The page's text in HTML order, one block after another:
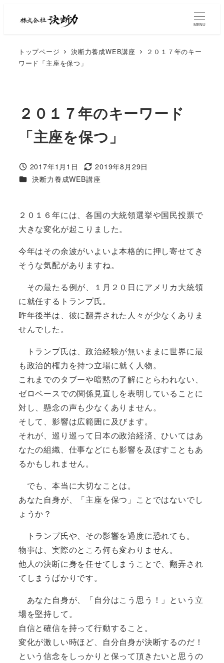
MENU
トップページ 決断力養成WEB講座
２０１７年のキー
ワード「主座を保つ」
２０１７年のキーワード
「主座を保つ」
2017年1月1日
2019年8月29日
決断力養成WEB講座
２０１６年には、各国の大統領選挙や国民投票で
大きな変化が起こりました。
今年はその余波がいよいよ本格的に押し寄せてき
そうな気配がありますね。
その最たる例が、１月２０日にアメリカ大統領
に就任するトランプ氏。
昨年後半は、彼に翻弄された人々が少なくありま
せんでした。
トランプ氏は、政治経験が無いままに世界に最
も政治的権力を持つ立場に就く人物。
これまでのタブーや暗黙の了解にとらわれない、
ゼロベースでの関係見直しを表明していることに
対し、懸念の声も少なくありません。
そして、影響は広範囲に及びます。
それが、巡り巡って日本の政治経済、ひいてはあ
なたの組織、仕事などにも影響を及ぼすこともあ
るかもしれません。
でも、本当に大切なことは。
あなた自身が、「主座を保つ」ことではないでし
ょうか？
トランプ氏や、その影響を過度に恐れても。
物事は、実際のところ何も変わりません。
他人の決断に身を任せてしまうことで、翻弄され
てしまうばかりです。
あなた自身が、「自分はこう思う！」という立
場を堅持して。
自信と確信を持って行動すること。
変化が激しい時ほど、自分自身が決断するのだ！
という信念をしっかりと保って頂きたいと思うの